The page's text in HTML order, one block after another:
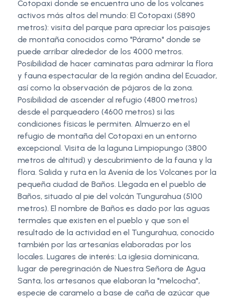
Cotopaxi donde se encuentra uno de los volcanes
activos más altos del mundo: El Cotopaxi (5890
metros): visita del parque para apreciar los paisajes
de montaña conocidos como "Páramo" donde se
puede arribar alrededor de los 4000 metros.
Posibilidad de hacer caminatas para admirar la flora
y fauna espectacular de la región andina del Ecuador,
así como la observación de pájaros de la zona.
Posibilidad de ascender al refugio (4800 metros)
desde el parqueadero (4600 metros) si las
condiciones físicas le permiten. Almuerzo en el
refugio de montaña del Cotopaxi en un entorno
excepcional. Visita de la laguna Limpiopungo (3800
metros de altitud) y descubrimiento de la fauna y la
flora. Salida y ruta en la Avenía de los Volcanes por la
pequeña ciudad de Baños. Llegada en el pueblo de
Baños, situado al pie del volcán Tungurahua (5100
metros). El nombre de Baños es dado por las aguas
termales que existen en el pueblo y que son el
resultado de la actividad en el Tungurahua, conocido
también por las artesanías elaboradas por los
locales. Lugares de interés: La iglesia dominicana,
lugar de peregrinación de Nuestra Señora de Agua
Santa, los artesanos que elaboran la "melcocha",
especie de caramelo a base de caña de azúcar que